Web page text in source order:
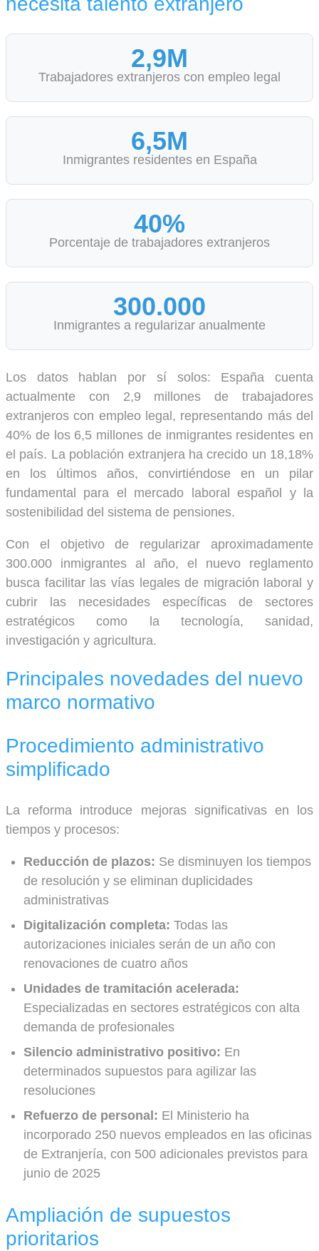
2,9M
Trabajadores extranjeros con empleo legal
6,5M
Inmigrantes residentes en España
40%
Porcentaje de trabajadores extranjeros
300.000
Inmigrantes a regularizar anualmente
Los datos hablan por sí solos: España cuenta
actualmente con 2,9 millones de trabajadores
extranjeros con empleo legal, representando más del
40% de los 6,5 millones de inmigrantes residentes en
el país. La población extranjera ha crecido un 18,18%
en los últimos años, convirtiéndose en un pilar
fundamental para el mercado laboral español y la
sostenibilidad del sistema de pensiones.
Con el objetivo de regularizar aproximadamente
300.000 inmigrantes al año, el nuevo reglamento
busca facilitar las vías legales de migración laboral y
cubrir las necesidades específicas de sectores
estratégicos como la tecnología, sanidad,
investigación y agricultura.
Principales novedades del nuevo
marco normativo
Procedimiento administrativo
simplificado
La reforma introduce mejoras significativas en los
tiempos y procesos:
Reducción de plazos: Se disminuyen los tiempos
de resolución y se eliminan duplicidades
administrativas
Digitalización completa: Todas las
autorizaciones iniciales serán de un año con
renovaciones de cuatro años
Unidades de tramitación acelerada:
Especializadas en sectores estratégicos con alta
demanda de profesionales
Silencio administrativo positivo: En
determinados supuestos para agilizar las
resoluciones
Refuerzo de personal: El Ministerio ha
incorporado 250 nuevos empleados en las oficinas
de Extranjería, con 500 adicionales previstos para
junio de 2025
Ampliación de supuestos
prioritarios